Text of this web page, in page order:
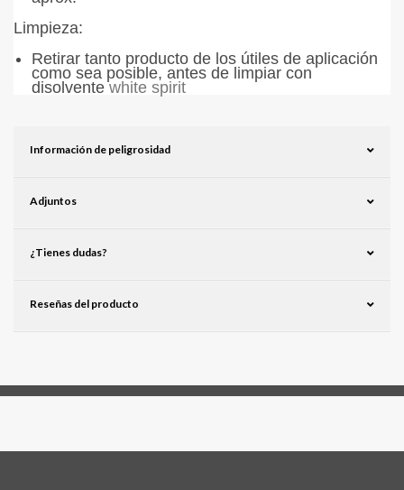
Limpieza:
Retirar tanto producto de los útiles de aplicación
como sea posible, antes de limpiar con
disolvente white spirit
Información de peligrosidad
Adjuntos
¿Tienes dudas?
Reseñas del producto